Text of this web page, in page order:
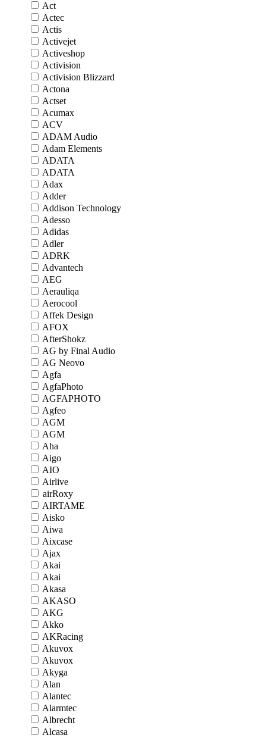
Act
Actec
Actis
Activejet
Activeshop
Activision
Activision Blizzard
Actona
Actset
Acumax
ACV
ADAM Audio
Adam Elements
ADATA
ADATA
Adax
Adder
Addison Technology
Adesso
Adidas
Adler
ADRK
Advantech
AEG
Aerauliqa
Aerocool
Affek Design
AFOX
AfterShokz
AG by Final Audio
AG Neovo
Agfa
AgfaPhoto
AGFAPHOTO
Agfeo
AGM
AGM
Aha
Aigo
AIO
Airlive
airRoxy
AIRTAME
Aisko
Aiwa
Aixcase
Ajax
Akai
Akai
Akasa
AKASO
AKG
Akko
AKRacing
Akuvox
Akuvox
Akyga
Alan
Alantec
Alarmtec
Albrecht
Alcasa